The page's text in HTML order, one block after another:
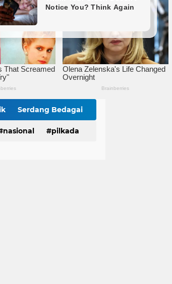
Sat Reskrim Polres Tebingtinggi Selesaikan Kasus Pengeroyokan Melalui Restorative Justice
Serdang Bedagai
nasional pilkada